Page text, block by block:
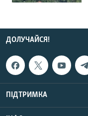
ДОЛУЧАЙСЯ!
ПІДТРИМКА